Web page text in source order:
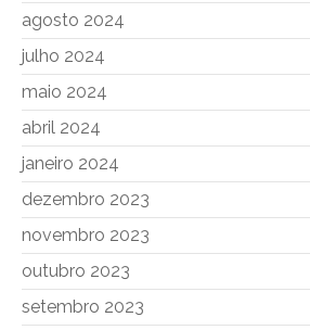
agosto 2024
julho 2024
maio 2024
abril 2024
janeiro 2024
dezembro 2023
novembro 2023
outubro 2023
setembro 2023